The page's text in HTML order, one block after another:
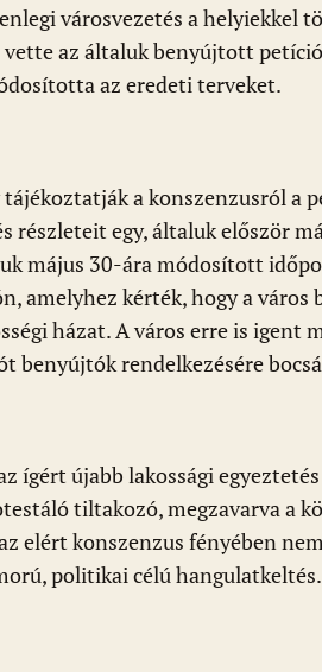
városvezetés a helyiekkel
az általuk benyújtott
az eredeti terveket.
a konszenzusról a
részleteit egy, általuk először
május 30-ára módosított
amelyhez kérték, hogy a város
házat. A város erre is igent
benyújtók rendelkezésére
ígért újabb lakossági
tiltakozó, megzavarva a
elért konszenzus fényében
politikai célú hangulatkeltés.